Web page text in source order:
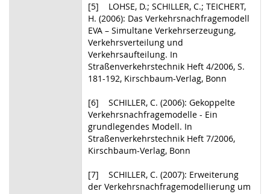
[5] LOHSE, D.; SCHILLER, C.; TEICHERT,
H. (2006): Das Verkehrsnachfragemodell
EVA – Simultane Verkehrserzeugung,
Verkehrsverteilung und
Verkehrsaufteilung. In
Straßenverkehrstechnik Heft 4/2006, S.
181-192, Kirschbaum-Verlag, Bonn
[6] SCHILLER, C. (2006): Gekoppelte
Verkehrsnachfragemodelle - Ein
grundlegendes Modell. In
Straßenverkehrstechnik Heft 7/2006,
Kirschbaum-Verlag, Bonn
[7] SCHILLER, C. (2007): Erweiterung
der Verkehrsnachfragemodellierung um